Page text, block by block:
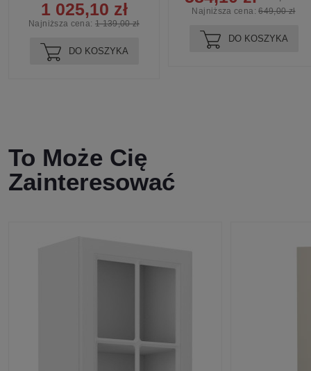
1 025,10 zł
Najniższa cena: 1 139,00 zł
DO KOSZYKA
Najniższa cena:649,00 zł
DO KOSZYKA
To Może Cię
Zainteresować